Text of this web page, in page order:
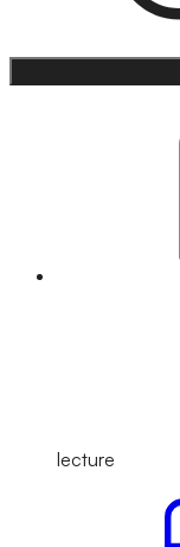
lecture